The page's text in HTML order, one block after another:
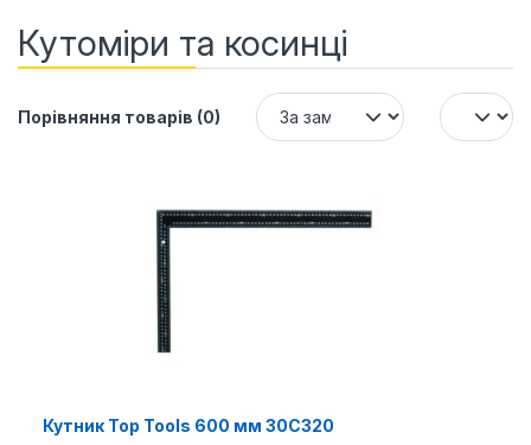
Кутоміри та косинці
Порівняння товарів (0)
Кутник Top Tools 600 мм 30С320